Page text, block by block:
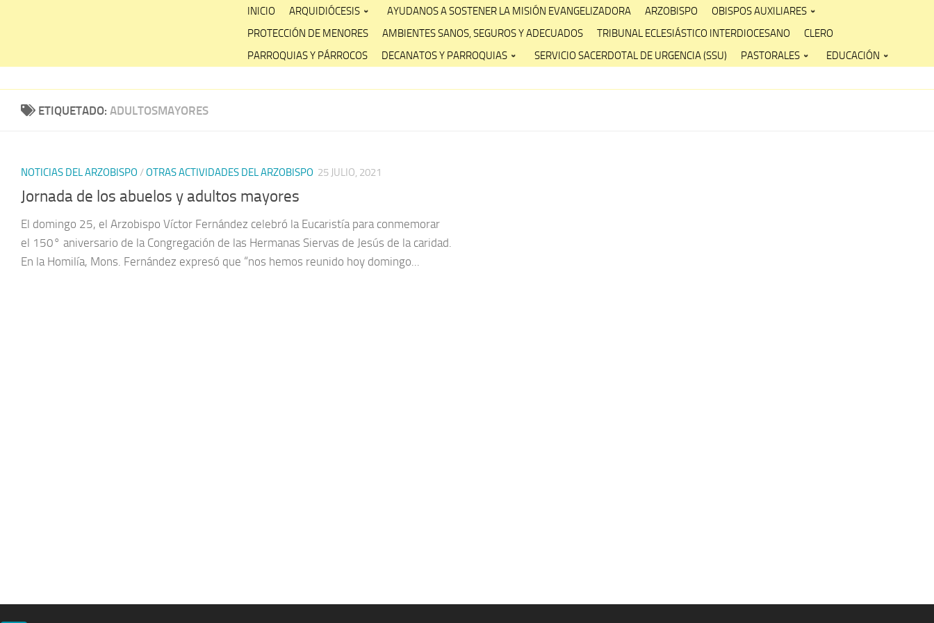
INICIO ARQUIDIÓCESIS AYUDANOS A SOSTENER LA MISIÓN EVANGELIZADORA ARZOBISPO
OBISPOS AUXILIARES
PROTECCIÓN DE MENORES
AMBIENTES SANOS, SEGUROS Y ADECUADOS TRIBUNAL ECLESIÁSTICO INTERDIOCESANO
CLERO
PARROQUIAS Y PÁRROCOS
DECANATOS Y PARROQUIAS SERVICIO SACERDOTAL DE URGENCIA (SSU) PASTORALES EDUCACIÓN
ETIQUETADO: ADULTOSMAYORES
NOTICIAS DEL ARZOBISPO /OTRAS ACTIVIDADES DEL ARZOBISPO 25 JULIO, 2021
Jornada de los abuelos y adultos mayores
El domingo 25, el Arzobispo Víctor Fernández celebró la Eucaristía para conmemorar
el 150° aniversario de la Congregación de las Hermanas Siervas de Jesús de la caridad.
En la Homilía, Mons. Fernández expresó que “nos hemos reunido hoy domingo...